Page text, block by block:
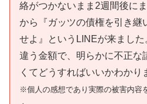
絡がつかないまま2週間後に
から『ガッツの債権を引き継
せよ』というLINEが来まし
違う金額で、明らかに不正な
くてどうすればいいかわかり
※個人の感想であり実際の被害内容